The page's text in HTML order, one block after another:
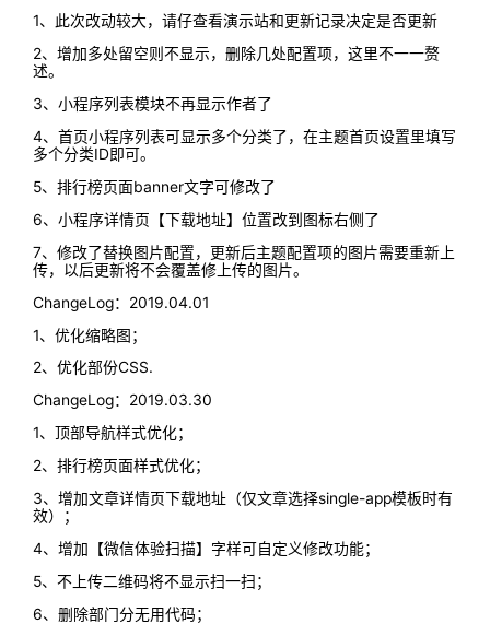
1、此次改动较大，请仔查看演示站和更新记录决定是否更新
2、增加多处留空则不显示，删除几处配置项，这里不一一赘
述。
3、小程序列表模块不再显示作者了
4、首页小程序列表可显示多个分类了，在主题首页设置里填写
多个分类ID即可。
5、排行榜页面banner文字可修改了
6、小程序详情页【下载地址】位置改到图标右侧了
7、修改了替换图片配置，更新后主题配置项的图片需要重新上
传，以后更新将不会覆盖修上传的图片。
ChangeLog：2019.04.01
1、优化缩略图；
2、优化部份CSS.
ChangeLog：2019.03.30
1、顶部导航样式优化；
2、排行榜页面样式优化；
3、增加文章详情页下载地址（仅文章选择single-app模板时有
效）；
4、增加【微信体验扫描】字样可自定义修改功能；
5、不上传二维码将不显示扫一扫；
6、删除部门分无用代码；